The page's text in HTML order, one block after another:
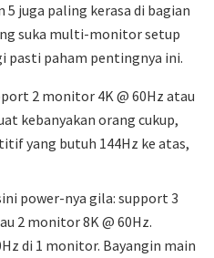
juga paling kerasa di bagian
suka multi-monitor setup
pasti paham pentingnya ini.
2 monitor 4K @ 60Hz atau
kebanyakan orang cukup,
yang butuh 144Hz ke atas,
power-nya gila: support 3
2 monitor 8K @ 60Hz.
di 1 monitor. Bayangin main